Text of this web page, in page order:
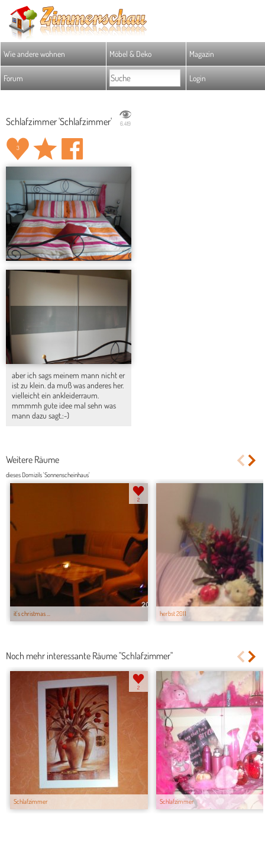
Wie andere wohnen Möbel & Deko Magazin
Forum Login
Schlafzimmer 'Schlafzimmer' 6.419
3
aber ich sags meinem mann nicht er
ist zu klein. da muß was anderes her.
vielleicht ein ankleiderraum.
mmmmh gute idee mal sehn was
mann dazu sagt.:-)
Weitere Räume
dieses Domizils 'Sonnenscheinhaus'
it's christmas ...
2
herbst 2011
Noch mehr interessante Räume "Schlafzimmer"
Schlafzimmer
2
Schlafzimmer